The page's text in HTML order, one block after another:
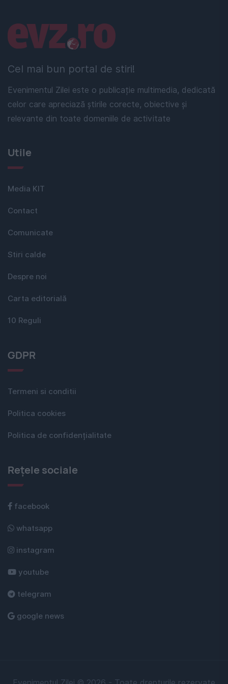
Cel mai bun portal de stiri!
Evenimentul Zilei este o publicație multimedia, dedicată
celor care apreciază știrile corecte, obiective și
relevante din toate domeniile de activitate
Linkuri utile
Utile
Media KIT
Contact
Comunicate
Stiri calde
Despre noi
Carta editorială
10 Reguli
GDPR
Termeni si conditii
Politica cookies
Politica de confidențialitate
Rețele sociale
facebook
whatsapp
instagram
youtube
telegram
google news